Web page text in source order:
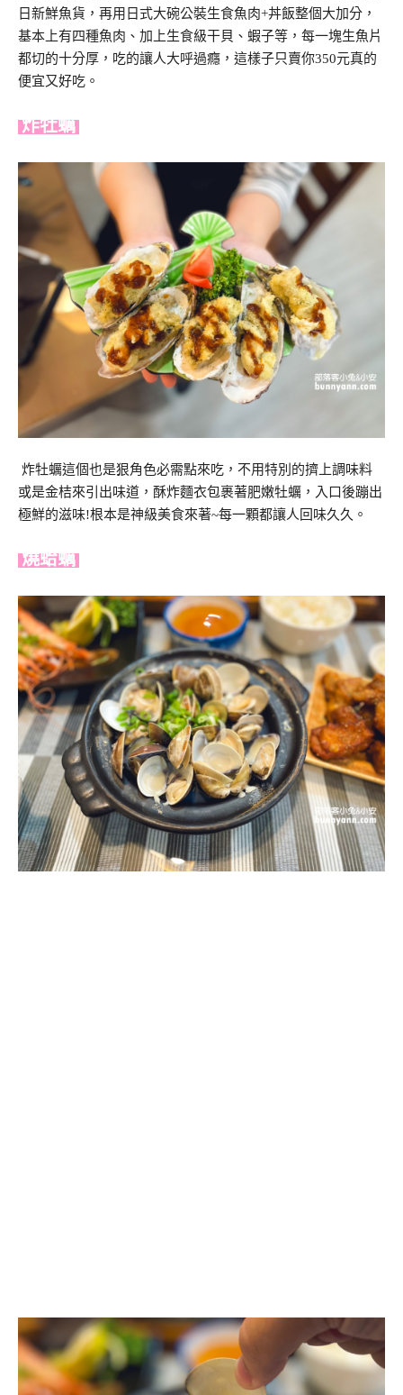
日新鮮魚貨，再用日式大碗公裝生食魚肉+丼飯整個大加分，
基本上有四種魚肉、加上生食級干貝、蝦子等，每一塊生魚片
都切的十分厚，吃的讓人大呼過癮，這樣子只賣你350元真的
便宜又好吃。
炸牡蠣
炸牡蠣這個也是狠角色必需點來吃，不用特別的擠上調味料
或是金桔來引出味道，酥炸麵衣包裹著肥嫩牡蠣，入口後蹦出
極鮮的滋味!根本是神級美食來著~每一顆都讓人回味久久。
燒蛤蠣